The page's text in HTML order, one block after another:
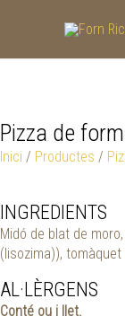
Pizza de
Inici / Productes /
INGREDIENTS
Midó de blat de
(lisozima)), tomàquet
AL·LÈRGENS
Conté ou i llet.